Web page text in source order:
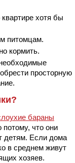
квартире хотя бы
питомцам.
кормить.
просторную
бараны
что они
детям. Если дома
в среднем живут
хозяев.